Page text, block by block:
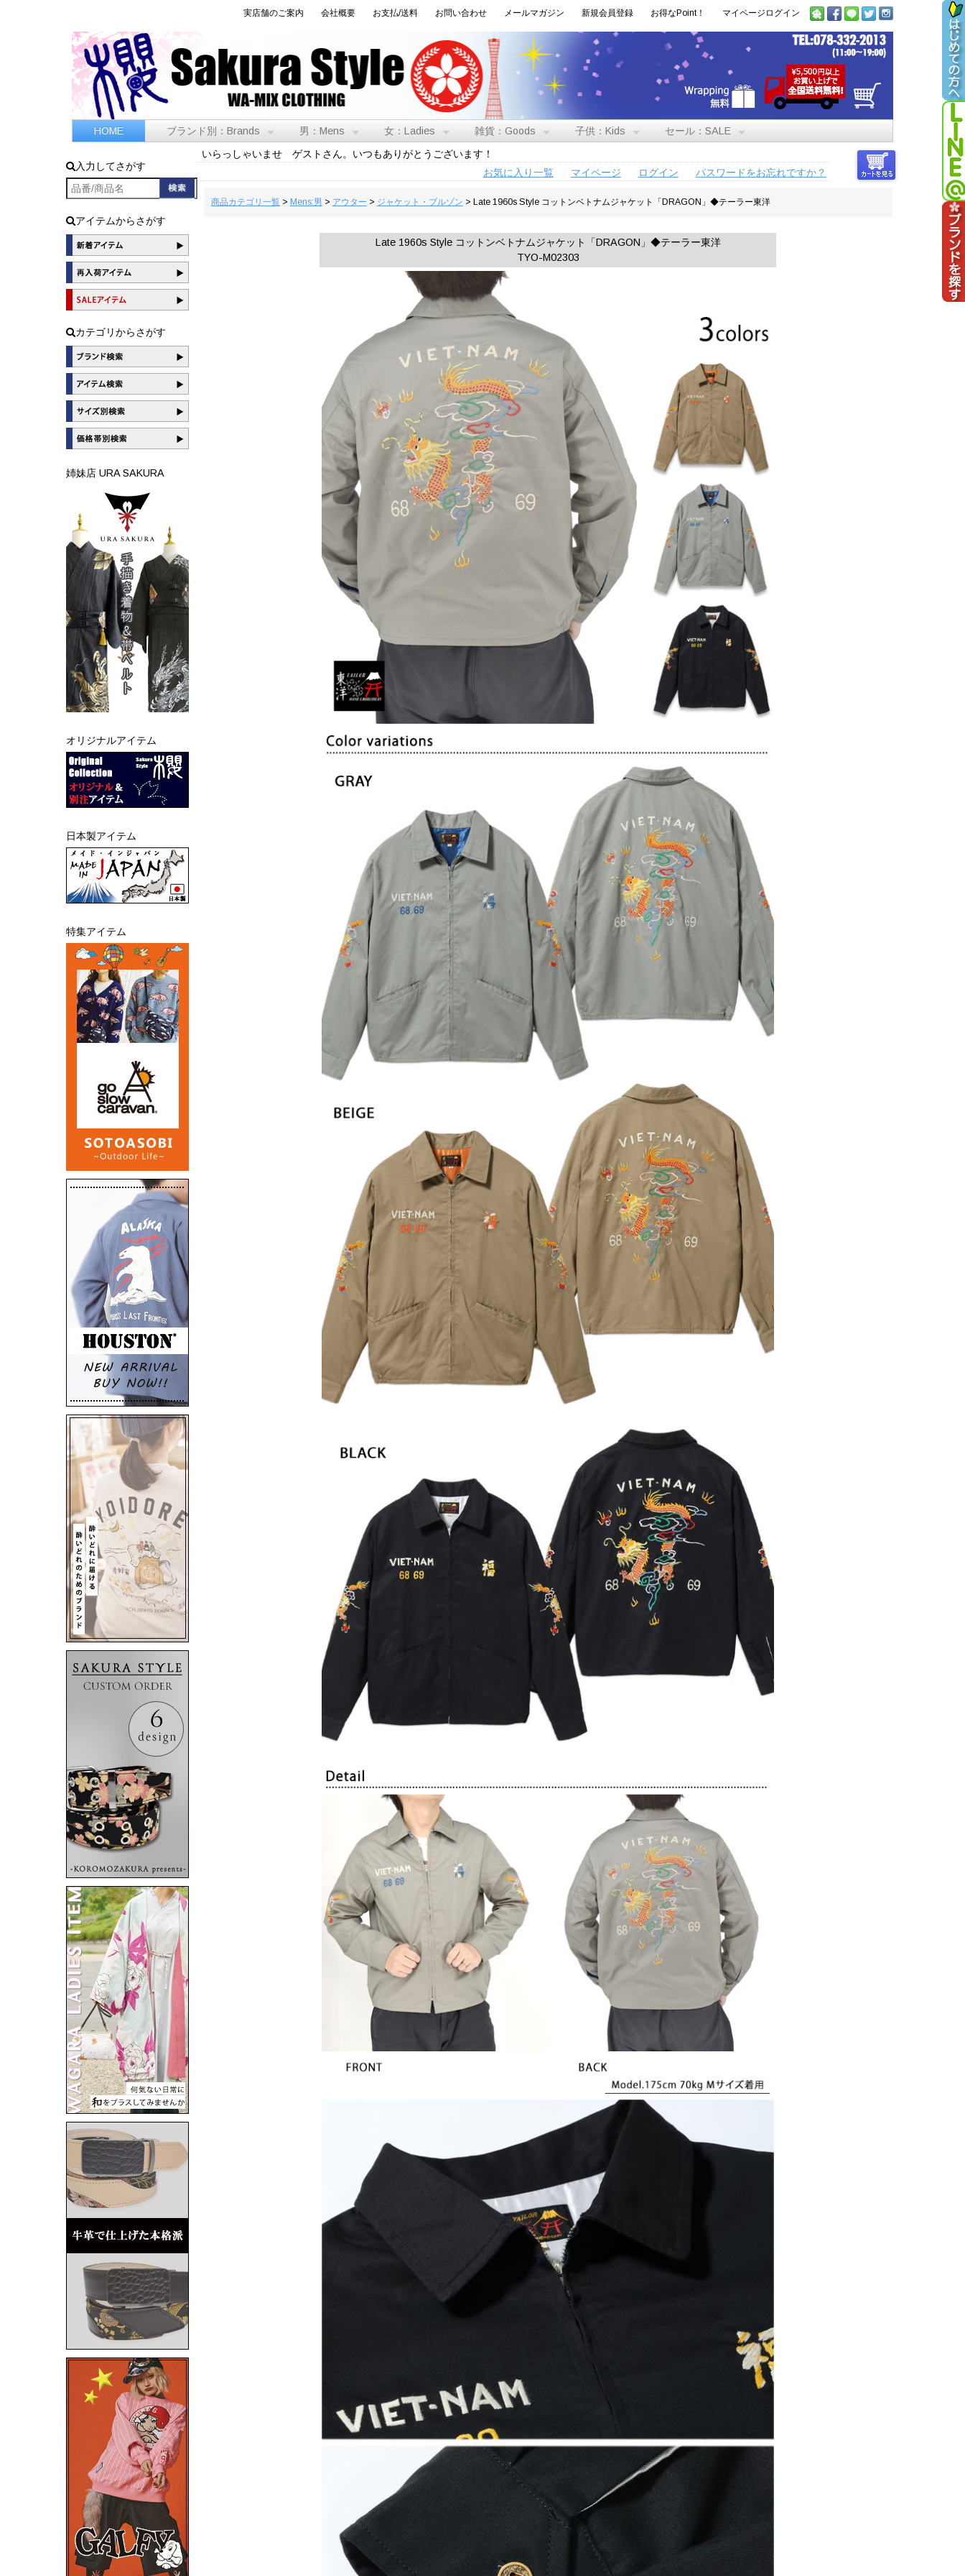
実店舗のご案内 会社概要 お支払/送料 お問い合わせ メールマガジン 新規会員登録 お得なPoint！ マイページログイン
HOME ブランド別：Brands 男：Mens 女：Ladies 雑貨：Goods 子供：Kids セール：SALE
入力してさがす
アイテムからさがす
カテゴリからさがす
姉妹店 URA SAKURA
オリジナルアイテム
日本製アイテム
特集アイテム
いらっしゃいませ ゲストさん。いつもありがとうございます！
お気に入り一覧
マイページ ログイン パスワードをお忘れですか？
商品カテゴリ一覧> Mens:男 > アウター > ジャケット・ブルゾン > Late 1960s Style コットンベトナムジャケット「DRAGON」◆テーラー東洋
Late 1960s Style コットンベトナムジャケット「DRAGON」◆テーラー東洋
TYO-M02303